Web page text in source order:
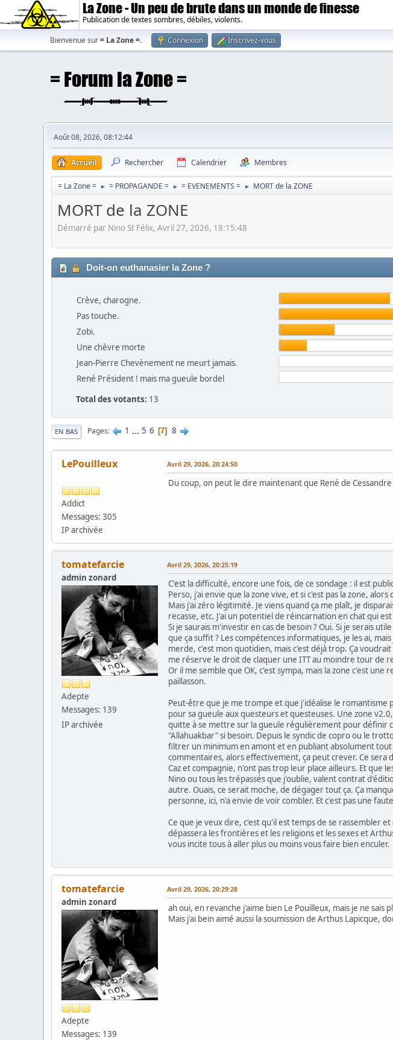
La Zone - Un peu de brute dans un monde de finesse
Publication de textes sombres, débiles, violents.
Bienvenue sur= La Zone =. Connexion Inscrivez-vous
Août 08, 2026, 08:12:44
Accueil Rechercher Calendrier Membres
= La Zone = ► = PROPAGANDE = ► = EVENEMENTS = ► MORT de la ZONE
MORT de la ZONE
Démarré par Nino St Félix, Avril 27, 2026, 18:15:48
Doit-on euthanasier la Zone ?
Crève, charogne.
Pas touche.
Zobi.
Une chèvre morte
Jean-Pierre Chevènement ne meurt jamais.
René Président ! mais ma gueule bordel
Total des votants: 13
EN BAS Pages 1 ... 5 6 7 8
LePouilleux
Addict
Messages: 305
IP archivée
Avril 29, 2026, 20:24:50
Du coup, on peut le dire maintenant que René de
tomatefarcie
admin zonard
Adepte
Messages: 139
IP archivée
Avril 29, 2026, 20:25:19
C'est la difficulté, encore une fois, de ce sondage : il est
Perso, j'ai envie que la zone vive, et si c'est pas la zone, alors
Mais j'ai zéro légitimité. Je viens quand ça me plaît, je
recasse, etc. J'ai un potentiel de réincarnation en chat qui
Si je saurais m'investir en cas de besoin ? Oui. Si je serais
que ça suffit ? Les compétences informatiques, je les ai,
merde, c'est mon quotidien, mais c'est déjà trop. Ça
me réserve le droit de claquer une ITT au moindre tour de
Or il me semble que OK, c'est sympa, mais la zone c'est
paillasson.
Peut-être que je me trompe et que j'idéalise le romantisme
pour sa gueule aux questeurs et questeuses. Une zone
quitte à se mettre sur la gueule régulièrement pour définir
"Allahuakbar" si besoin. Depuis le syndic de copro ou le
filtrer un minimum en amont et en publiant absolument
commentaires, alors effectivement, ça peut crever. Ce sera
Caz et compagnie, n'ont pas trop leur place ailleurs. Et que
Nino ou tous les trépassés que j'oublie, valent contrat
autre. Ouais, ce serait moche, de dégager tout ça. Ça
personne, ici, n'a envie de voir combler. Et c'est pas une
Ce que je veux dire, c'est qu'il est temps de se rassembler
dépassera les frontières et les religions et les sexes et
vous incite tous à aller plus ou moins vous faire bien enculer.
tomatefarcie
admin zonard
Adepte
Messages: 139
Avril 29, 2026, 20:29:28
ah oui, en revanche j'aime bien Le Pouilleux, mais je ne
Mais j'ai bein aimé aussi la soumission de Arthus Lapicque,